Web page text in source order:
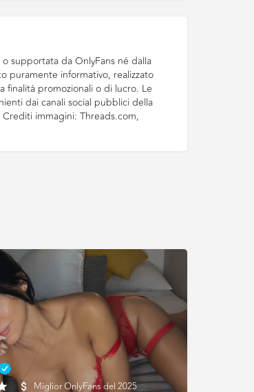
supportata da OnlyFans né dalla
puramente informativo, realizzato
finalità promozionali o di lucro. Le
dai canali social pubblici della
immagini: Threads.com,
Miglior OnlyFans del 2025